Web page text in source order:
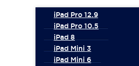
iPad Pro 12.9
iPad Pro 10.5
iPad 8
iPad Mini 3
iPad Mini 6